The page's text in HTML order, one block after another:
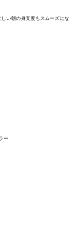
い朝の身支度もスムーズにな